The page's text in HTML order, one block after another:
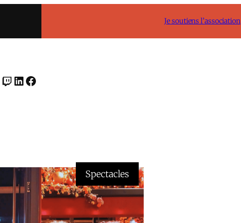
Je soutiens l’association
TWITCH LINKEDIN FACEBOOK
Spectacles